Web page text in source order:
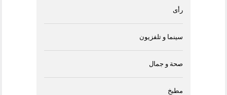
رأى
سينما و تلفزيون
صحة و جمال
مطبخ